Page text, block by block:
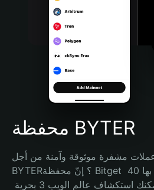
Bahasa Indonesia
Português (Brasil)
Español (Argentina)
محفظة BYTER
مشفرة موثوقة وآمنة من أجل
BYTER؟ إنّ محفظة Bitget خيارك الأفضل. حيث يثق بها 40